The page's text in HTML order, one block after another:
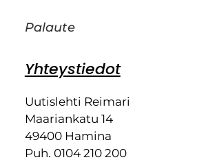
Palaute
Yhteystiedot
Uutislehti Reimari
Maariankatu 14
49400 Hamina
Puh. 0104 210 200